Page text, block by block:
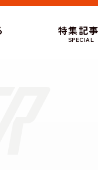
特集記事
SPECIAL